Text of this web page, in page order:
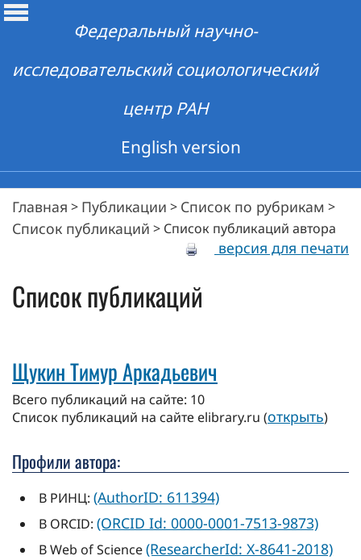
Федеральный научно-
исследовательский социологический
центр РАН
English version
Главная > Публикации > Список по рубрикам >
Список публикаций > Список публикаций автора
версия для печати
Список публикаций
Щукин Тимур Аркадьевич
Всего публикаций на сайте: 10
Cписок публикаций на сайте elibrary.ru (открыть)
Профили автора:
В РИНЦ:(AuthorID: 611394)
В ORCID:(ORCID Id: 0000-0001-7513-9873)
В Web of Science(ResearcherId: X-8641-2018)